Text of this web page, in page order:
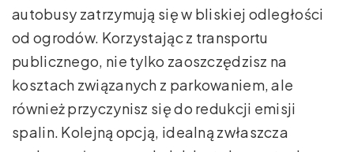
autobusy zatrzymują się w bliskiej odległości
od ogrodów. Korzystając z transportu
publicznego, nie tylko zaoszczędzisz na
kosztach związanych z parkowaniem, ale
również przyczynisz się do redukcji emisji
spalin. Kolejną opcją, idealną zwłaszcza